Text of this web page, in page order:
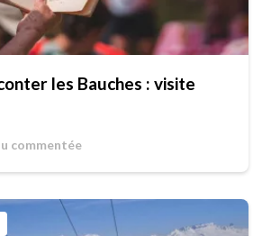
les Bauches : visite
commentée